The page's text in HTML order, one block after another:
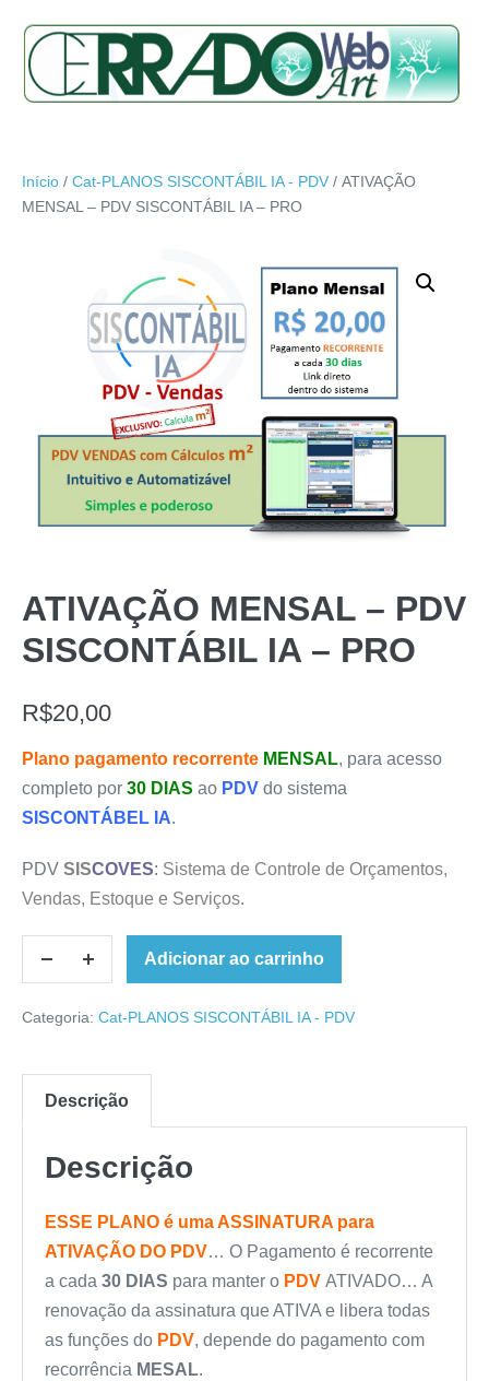
Início / Cat-PLANOS SISCONTÁBIL IA - PDV / ATIVAÇÃO
MENSAL – PDV SISCONTÁBIL IA – PRO
ATIVAÇÃO MENSAL – PDV
SISCONTÁBIL IA – PRO
R$20,00
Plano pagamento recorrente MENSAL, para acesso
completo por 30 DIAS ao PDV do sistema
SISCONTÁBEL IA.
PDV SISCOVES: Sistema de Controle de Orçamentos,
Vendas, Estoque e Serviços.
Adicionar ao carrinho
Categoria: Cat-PLANOS SISCONTÁBIL IA - PDV
Descrição
Descrição
ESSE PLANO é uma ASSINATURA para
ATIVAÇÃO DO PDV… O Pagamento é recorrente
a cada 30 DIAS para manter o PDV ATIVADO… A
renovação da assinatura que ATIVA e libera todas
as funções do PDV, depende do pagamento com
recorrência MESAL.